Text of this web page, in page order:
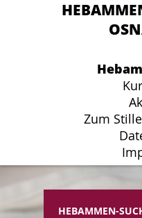
Zum
Zum
HEBAMMEN-